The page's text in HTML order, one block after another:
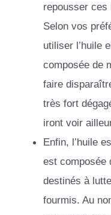
repousser ces
Selon vos
utiliser l’huile
composée de
faire
très fort
iront voir
Enfin, l’huile
est composée
destinés à
fourmis. Au